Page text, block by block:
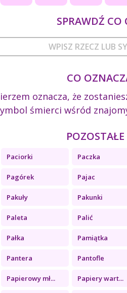
SPRAWDŹ CO
CO
oznacza, że
śmierci wśród
Paciorki Paczka
Pagórek Pajac
Pakuły Pakunki
Paleta Palić
Pałka Pamiątka
Pantera Pantofle
Papierowy mł... Papiery wart...